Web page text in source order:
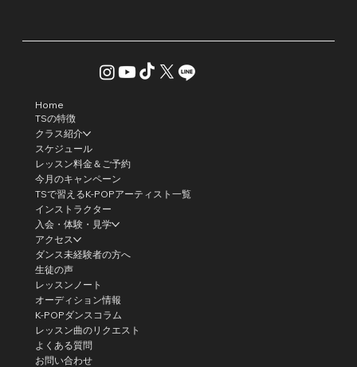
Home
TSの特徴
クラス紹介
スケジュール
レッスン料金＆ご予約
今月のキャンペーン
TSで習えるK-POPアーティスト一覧
インストラクター
入会・体験・見学
アクセス
ダンス未経験者の方へ
生徒の声
レッスンノート
オーディション情報
K-POPダンスコラム
レッスン曲のリクエスト
よくある質問
お問い合わせ